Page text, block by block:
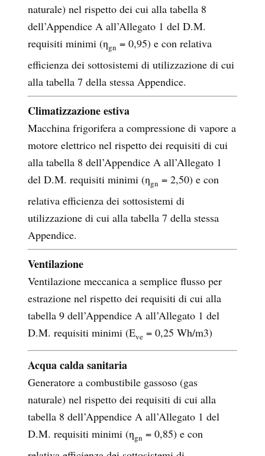
naturale) nel rispetto dei cui alla tabella 8
dell’Appendice A all’Allegato 1 del D.M.
requisiti minimi (ηgn = 0,95) e con relativa
efficienza dei sottosistemi di utilizzazione di cui
alla tabella 7 della stessa Appendice.
Climatizzazione estiva
Macchina frigorifera a compressione di vapore a
motore elettrico nel rispetto dei requisiti di cui
alla tabella 8 dell’Appendice A all’Allegato 1
del D.M. requisiti minimi (ηgn = 2,50) e con
relativa efficienza dei sottosistemi di
utilizzazione di cui alla tabella 7 della stessa
Appendice.
Ventilazione
Ventilazione meccanica a semplice flusso per
estrazione nel rispetto dei requisiti di cui alla
tabella 9 dell’Appendice A all’Allegato 1 del
D.M. requisiti minimi (Eve = 0,25 Wh/m3)
Acqua calda sanitaria
Generatore a combustibile gassoso (gas
naturale) nel rispetto dei requisiti di cui alla
tabella 8 dell’Appendice A all’Allegato 1 del
D.M. requisiti minimi (ηgn = 0,85) e con